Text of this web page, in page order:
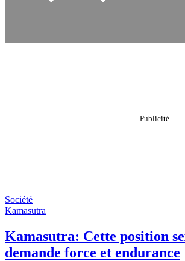
Société
Kamasutra
Kamasutra: Cette position
demande force et endurance